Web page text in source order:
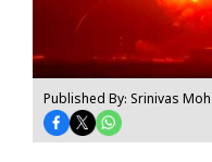
Published By: Srinivas